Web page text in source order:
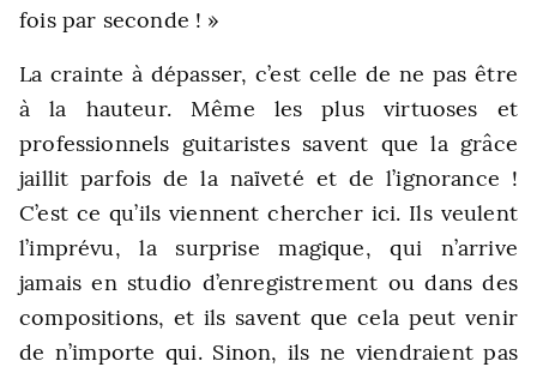
fois par seconde ! »
La crainte à dépasser, c’est celle de ne pas être
à la hauteur. Même les plus virtuoses et
professionnels guitaristes savent que la grâce
jaillit parfois de la naïveté et de l’ignorance !
C’est ce qu’ils viennent chercher ici. Ils veulent
l’imprévu, la surprise magique, qui n’arrive
jamais en studio d’enregistrement ou dans des
compositions, et ils savent que cela peut venir
de n’importe qui. Sinon, ils ne viendraient pas